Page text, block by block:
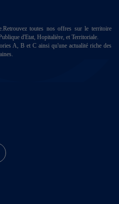
toutes nos offres sur le territoire
d'Etat, Hopitalière, et Territoriale.
A, B et C ainsi qu'une actualité riche des